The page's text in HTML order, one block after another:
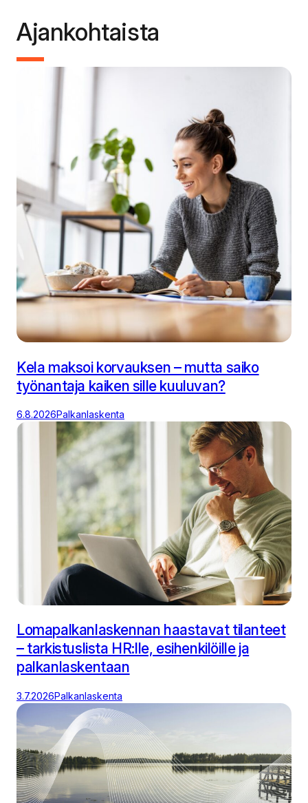
Ajankohtaista
Kela maksoi korvauksen – mutta saiko
työnantaja kaiken sille kuuluvan?
6.8.2026Palkanlaskenta
Lomapalkanlaskennan haastavat tilanteet
– tarkistuslista HR:lle, esihenkilöille ja
palkanlaskentaan
3.7.2026Palkanlaskenta